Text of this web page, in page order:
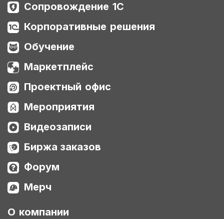
Сопровождение 1С
Корпоративные решения
Обучение
Маркетплейс
Проектный офис
Мероприятия
Видеозаписи
Биржа заказов
Форум
Мерч
О компании